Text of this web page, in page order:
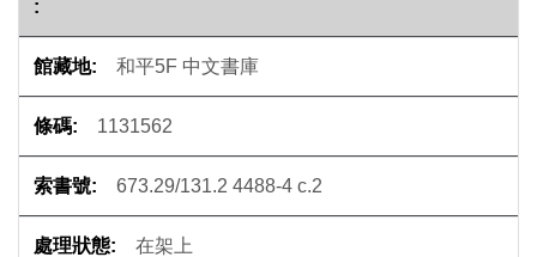
和平5F 中文書庫
1131562
673.29/131.2 4488-4 c.2
在架上